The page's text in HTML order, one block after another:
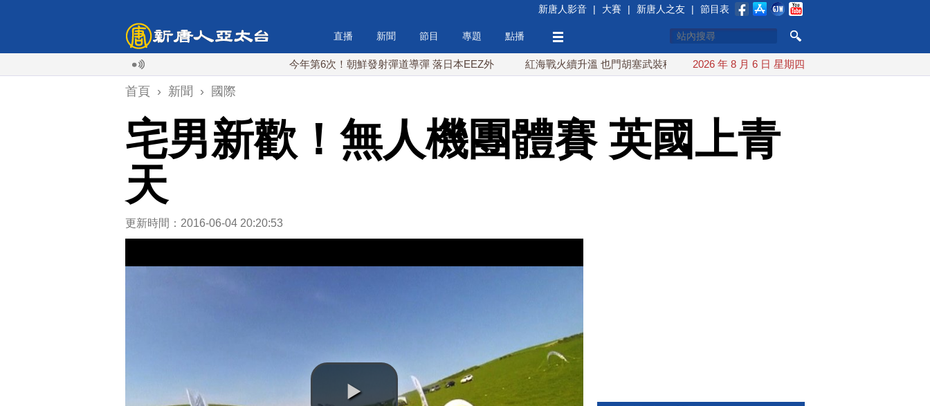
新唐人影音 | 大賽 | 新唐人之友 | 節目表
直播 新聞 節目 專題 點播
今年第6次！朝鮮發射彈道導彈 落日本EEZ外 紅海戰火續升溫 也門胡塞武裝稱又襲擊沙特油輪 台灣漢光演習 賴清德搭裝甲車進駐衡山指揮
2026 年 8 月 6 日 星期四
首頁 › 新聞 › 國際
宅男新歡！無人機團體賽 英國上青
天
更新時間：2016-06-04 20:20:53